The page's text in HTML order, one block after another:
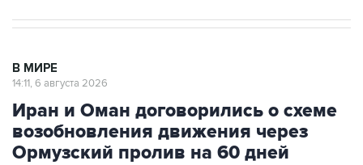
В МИРЕ
14:11, 6 августа 2026
Иран и Оман договорились о схеме
возобновления движения через
Ормузский пролив на 60 дней